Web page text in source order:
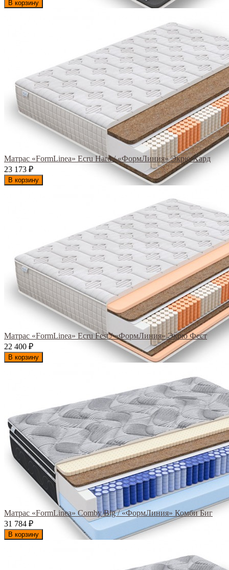
В корзину
Матрас «FormLinea» Ecru Hard / «ФормЛиния» Экрю Хард
23 173 ₽
В корзину
Матрас «FormLinea» Ecru Fest / «ФормЛиния» Экрю Фест
22 400 ₽
В корзину
Матрас «FormLinea» Comby Big / «ФормЛиния» Комби Биг
31 784 ₽
В корзину